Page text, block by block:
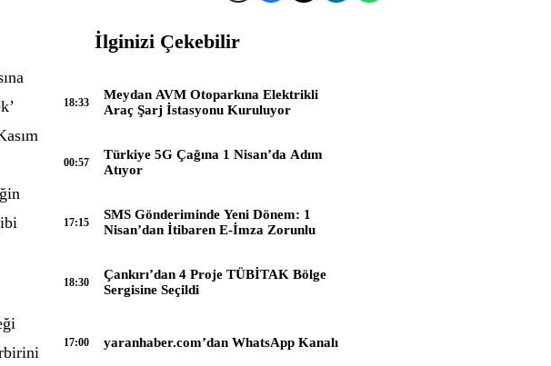
İlginizi Çekebilir
Meydan AVM Otoparkına Elektrikli
Araç Şarj İstasyonu Kuruluyor
18:33
Türkiye 5G Çağına 1 Nisan’da Adım
Atıyor
00:57
SMS Gönderiminde Yeni Dönem: 1
Nisan’dan İtibaren E-İmza Zorunlu
17:15
Çankırı’dan 4 Proje TÜBİTAK Bölge
Sergisine Seçildi
18:30
yaranhaber.com’dan WhatsApp Kanalı
17:00